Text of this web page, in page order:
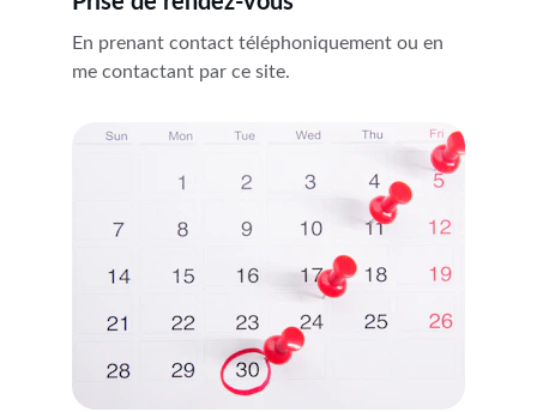
En prenant contact téléphoniquement ou en
me contactant par ce site.